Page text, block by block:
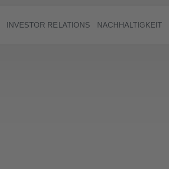
INVESTOR RELATIONS NACHHALTIGKEIT